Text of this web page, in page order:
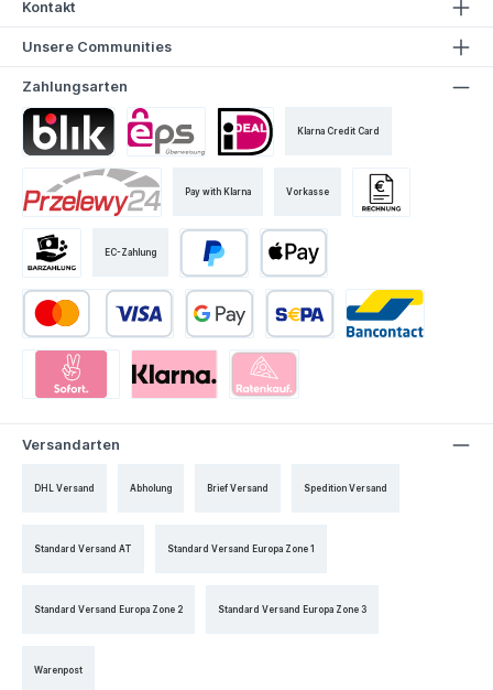
Kontakt
Unsere Communities
Zahlungsarten
Klarna Credit Card
Pay with Klarna Vorkasse
EC-Zahlung
Versandarten
DHL Versand Abholung Brief Versand Spedition Versand
Standard Versand AT Standard Versand Europa Zone 1
Standard Versand Europa Zone 2 Standard Versand Europa Zone 3
Warenpost